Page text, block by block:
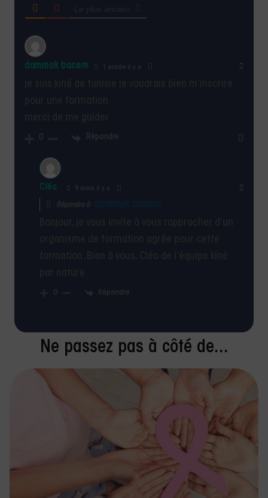
dammak bacem 1 année il y a
0 Répondre
Cléo 9 mois il y a
Répondre à dammak bacem
0 Répondre
Ne passez pas à côté de...